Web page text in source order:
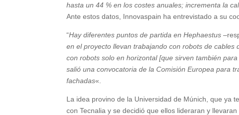
hasta un 44 % en los costes anuales; incrementa la
Ante estos datos, Innovaspain ha entrevistado a su
“Hay diferentes puntos de partida en Hephaestus
en el proyecto llevan trabajando con robots de
con robots solo en horizontal [que sirven también
salió una convocatoria de la Comisión Europea para
fachadas«.
La idea provino de la Universidad de Múnich, que ya
con Tecnalia y se decidió que ellos lideraran y